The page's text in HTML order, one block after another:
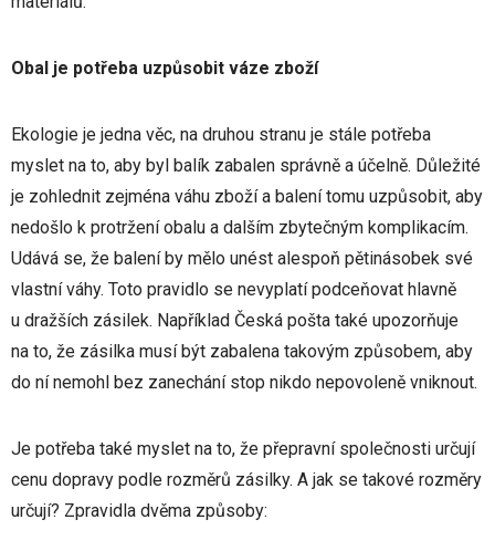
Obal je potřeba uzpůsobit váze zboží
Ekologie je jedna věc, na druhou stranu je stále potřeba
myslet na to, aby byl balík zabalen správně a účelně. Důležité
je zohlednit zejména váhu zboží a balení tomu uzpůsobit, aby
nedošlo k protržení obalu a dalším zbytečným komplikacím.
Udává se, že balení by mělo unést alespoň pětinásobek své
vlastní váhy. Toto pravidlo se nevyplatí podceňovat hlavně
u dražších zásilek. Například Česká pošta také upozorňuje
na to, že zásilka musí být zabalena takovým způsobem, aby
do ní nemohl bez zanechání stop nikdo nepovoleně vniknout.
Je potřeba také myslet na to, že přepravní společnosti určují
cenu dopravy podle rozměrů zásilky. A jak se takové rozměry
určují? Zpravidla dvěma způsoby: